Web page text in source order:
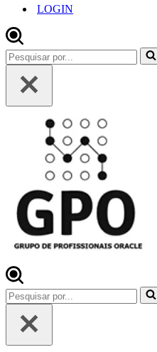
LOGIN
Pesquisar
por...
Pesquisar
por...